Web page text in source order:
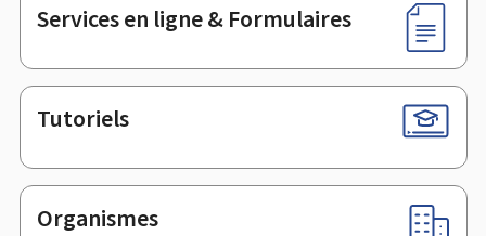
Services en ligne & Formulaires
Tutoriels
Organismes